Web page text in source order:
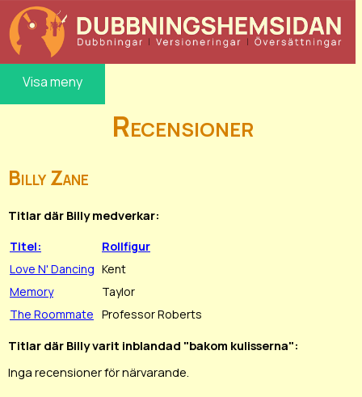
Visa meny
Recensioner
Billy Zane
Titlar där Billy medverkar:
Titel:
Rollfigur
Love N' Dancing Kent
Memory
Taylor
The Roommate Professor Roberts
Titlar där Billy varit inblandad "bakom kulisserna":
Inga recensioner för närvarande.